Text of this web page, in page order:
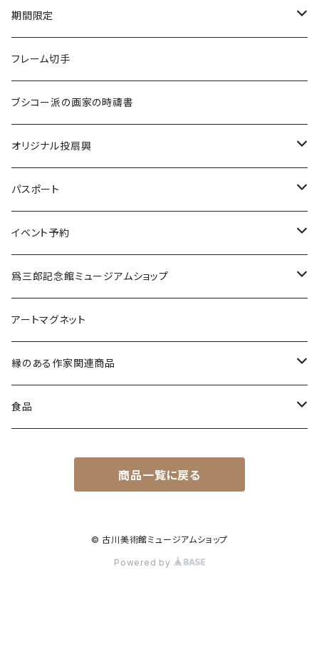
リングノート（A5サイズ）
一筆箋
ブックマーク
懐紙
ストラップ
ハンカチ
マグネット
缶バッジ
各種ケース
ミラー
掛軸たとう
縦型
横型
茶筅
マグ茶筅
その他
7D
ドライマンゴー
チョコレートマンゴー
７D
スペシャルティコーヒー
焼き菓子
水
期間限定
受注生産
フレーム切手
ブシコー派の画家の時禱書
オリジナル投扇興
投扇興セット（道具一式）
投扇興 扇子2本セット
パスポート
新規
更新
イベント予約
弘法市の日に巡る 覚王山・城山 歴史文化と美術散策
11月21日（金）
12月21日（日）
爲三郎記念館ミュージアムショップ
季節の商品
茶道具
アートマグネット
縁のある作家関連商品
一筆箋
食品
スペシャルティコーヒー
商品一覧に戻る
© 古川美術館ミュージアムショップ
Powered by